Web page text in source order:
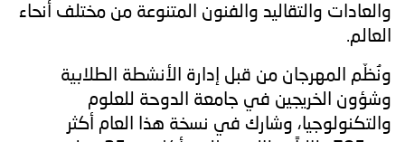
والعادات والتقاليد والفنون المتنوعة من مختلف أنحاء
العالم.
ونُظّم المهرجان من قبل إدارة الأنشطة الطلابية
وشؤون الخريجين في جامعة الدوحة للعلوم
والتكنولوجيا، وشارك في نسخة هذا العام أكثر